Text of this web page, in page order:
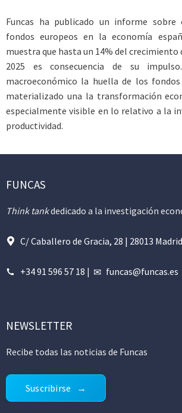
Funcas ha publicado un informe
fondos europeos en la economía
muestra que hasta un 14% del crecimiento
2025 es consecuencia de su
macroeconómico la huella de los
materializado una la transformación
especialmente visible en lo relativo a la
productividad.
FUNCAS
Think tankdedicado a la investigación
C/ Caballero de Gracia, 28 | 28013
+34 91 596 57 18 | funcas@funcas.es
NEWSLETTER
Recibe todas las noticias de Funcas
Suscribirse